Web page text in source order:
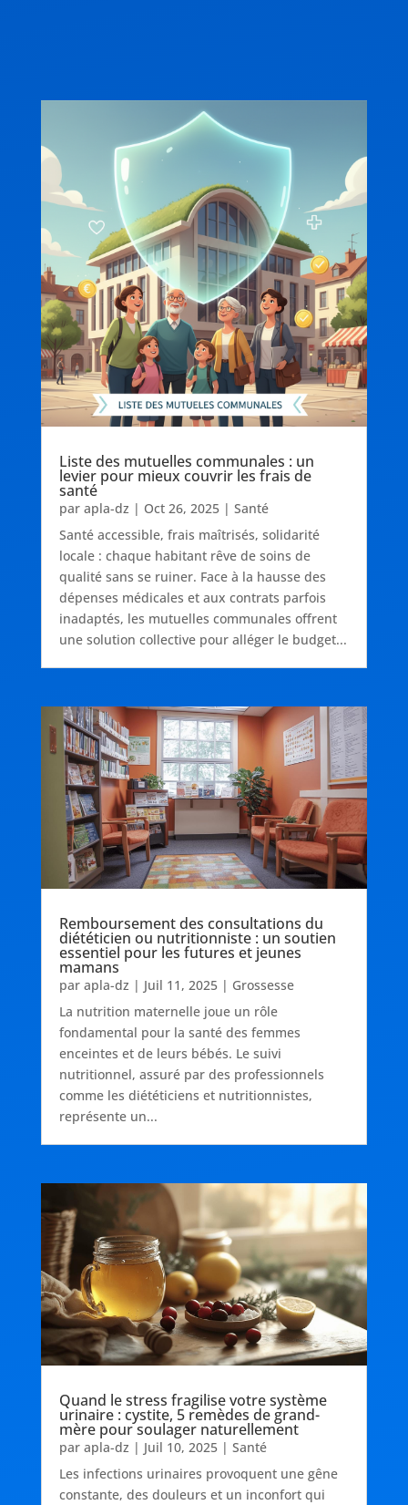
Liste des mutuelles communales : un
levier pour mieux couvrir les frais de
santé
par apla-dz | Oct 26, 2025| Santé
Santé accessible, frais maîtrisés, solidarité
locale : chaque habitant rêve de soins de
qualité sans se ruiner. Face à la hausse des
dépenses médicales et aux contrats parfois
inadaptés, les mutuelles communales offrent
une solution collective pour alléger le budget...
Remboursement des consultations du
diététicien ou nutritionniste : un soutien
essentiel pour les futures et jeunes
mamans
par apla-dz | Juil 11, 2025| Grossesse
La nutrition maternelle joue un rôle
fondamental pour la santé des femmes
enceintes et de leurs bébés. Le suivi
nutritionnel, assuré par des professionnels
comme les diététiciens et nutritionnistes,
représente un...
Quand le stress fragilise votre système
urinaire : cystite, 5 remèdes de grand-
mère pour soulager naturellement
par apla-dz | Juil 10, 2025| Santé
Les infections urinaires provoquent une gêne
constante, des douleurs et un inconfort qui